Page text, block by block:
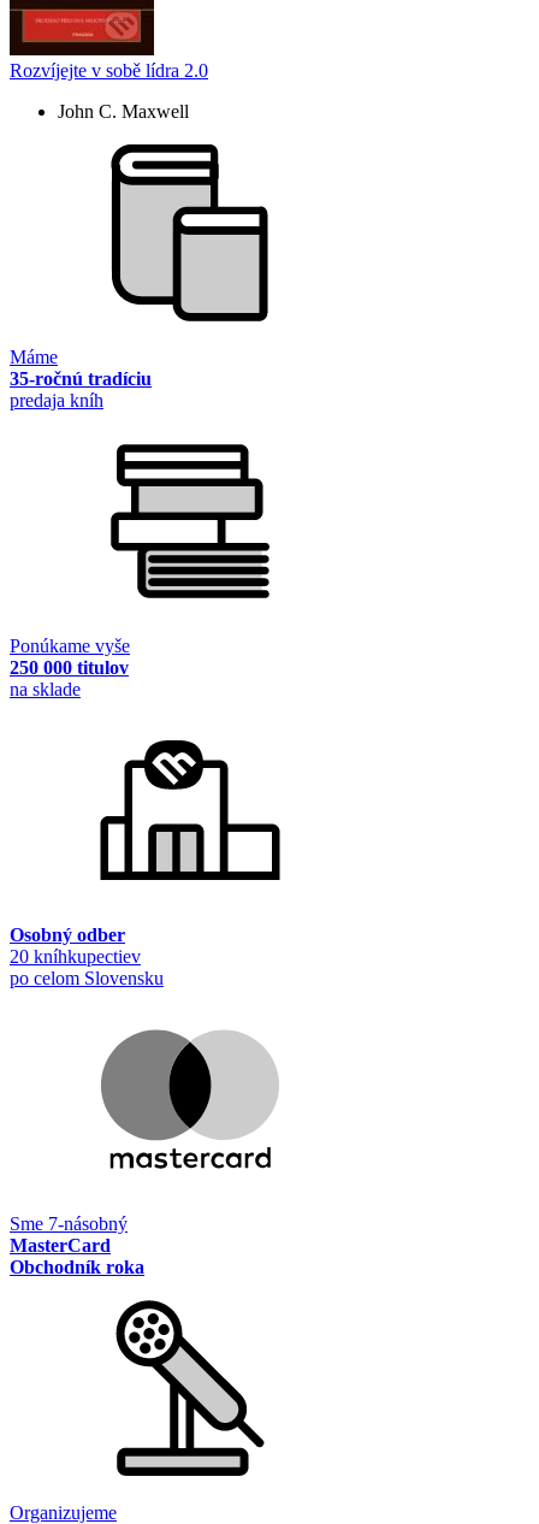
Rozvíjejte v sobě lídra 2.0
John C. Maxwell
Máme
35-ročnú tradíciu
predaja kníh
Ponúkame vyše
250 000 titulov
na sklade
Osobný odber
20 kníhkupectiev
po celom Slovensku
Sme 7-násobný
MasterCard
Obchodník roka
Organizujeme